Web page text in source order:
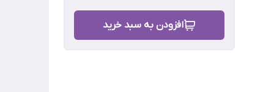
افزودن به سبد خرید